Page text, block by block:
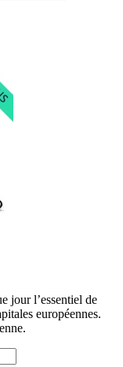
jour l’essentiel de
européennes.